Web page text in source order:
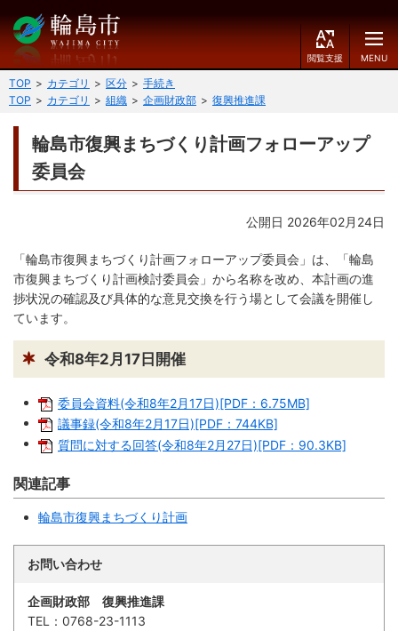
閲
覧
E
文字の大きさ
小
中
背景色
黒
ふりがなをつける
読み上げる
E
n
l
i
h
体
文
繁
中
한
국
어
くらしのガイド
届出・登録・証明
健康・予防
税 育児・教育
住宅・インフラ 環境・衛生
事業者の方へ
税 入札・契約
都市整備
観光・文化
観光情報
世界農業遺産
TOP カテゴリ 区分
手続き
TOP
カテゴリ 組織 企画財政部 復興推進課
輪島市復興まちづくり計画フォローアップ
委員会
公開日 2026年02月24日
「輪島市復興まちづくり計画フォローアップ委員会」は、「輪島
市復興まちづくり計画検討委員会」から名称を改め、本計画の進
捗状況の確認及び具体的な意見交換を行う場として会議を開催し
ています。
令和8年2月17日開催
委員会資料(令和8年2月17日)[PDF：6.75MB]
議事録(令和8年2月17日)[PDF：744KB]
質問に対する回答(令和8年2月27日)[PDF：90.3KB]
関連記事
輪島市復興まちづくり計画
お問い合わせ
企画財政部 復興推進課
TEL： 0768-23-1113